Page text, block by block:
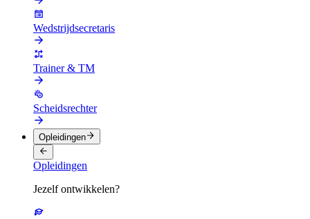
Wedstrijdsecretaris
Trainer & TM
Scheidsrechter
Opleidingen
Opleidingen
Jezelf ontwikkelen?